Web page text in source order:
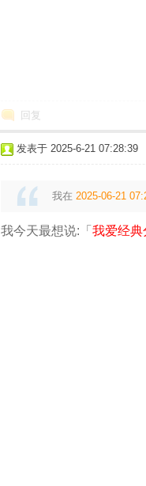
回复
发表于 2025-6-21 07:28:39
我在 2025-06-21
我今天最想说:「 我爱经典